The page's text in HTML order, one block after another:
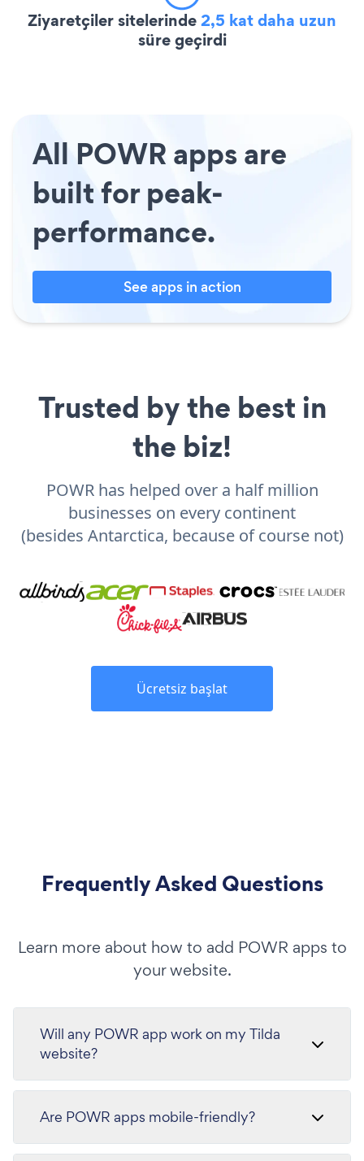
Ziyaretçiler sitelerinde2,5 kat daha uzun
süre geçirdi
All POWR apps are
built for peak-
performance.
See apps in action
Trusted by the best in
the biz!
POWR has helped over a half million
businesses on every continent
(besides Antarctica, because of course not)
Ücretsiz başlat
Frequently Asked Questions
Learn more about how to add POWR apps to
your website.
Will any POWR app work on my Tilda
website?
Are POWR apps mobile-friendly?